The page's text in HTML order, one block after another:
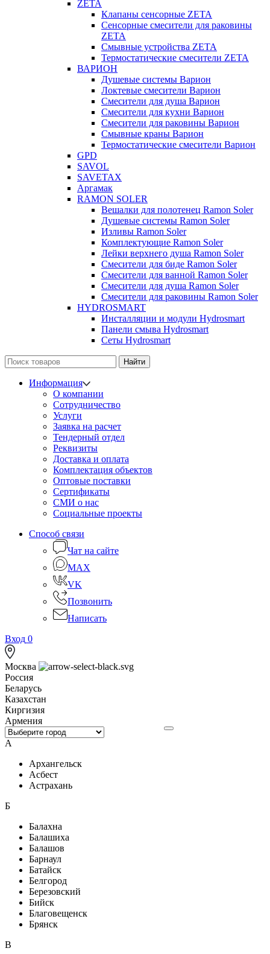
ZETA
Клапаны сенсорные ZETA
Сенсорные смесители для раковины
ZETA
Смывные устройства ZETA
Термостатические смесители ZETA
ВАРИОН
Душевые системы Варион
Локтевые смесители Варион
Смесители для душа Варион
Смесители для кухни Варион
Смесители для раковины Варион
Смывные краны Варион
Термостатические смесители Варион
GPD
SAVOL
SAVETAX
Аргамак
RAMON SOLER
Вешалки для полотенец Ramon Soler
Душевые системы Ramon Soler
Изливы Ramon Soler
Комплектующие Ramon Soler
Лейки верхнего душа Ramon Soler
Смесители для биде Ramon Soler
Смесители для ванной Ramon Soler
Смесители для душа Ramon Soler
Смесители для раковины Ramon Soler
HYDROSMART
Инсталляции и модули Hydrosmart
Панели смыва Hydrosmart
Сеты Hydrosmart
Найти
Информация
О компании
Сотрудничество
Услуги
Заявка на расчет
Тендерный отдел
Реквизиты
Доставка и оплата
Комплектация объектов
Оптовые поставки
Сертификаты
СМИ о нас
Социальные проекты
Способ связи
Чат на сайте
MAX
VK
Позвонить
Написать
Вход 0
Москва
Россия
Беларусь
Казахстан
Киргизия
Армения
А
Архангельск
Асбест
Астрахань
Б
Балахна
Балашиха
Балашов
Барнаул
Батайск
Белгород
Березовский
Бийск
Благовещенск
Брянск
В